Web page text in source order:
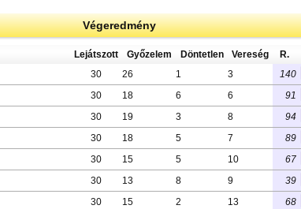
Végeredmény
Lejátszott Győzelem Döntetlen Vereség R.
30 26 1 3 140
30 18 6 6 91
30 19 3 8 94
30 18 5 7 89
30 15 5 10 67
30 13 8 9 39
30 15 2 13 68